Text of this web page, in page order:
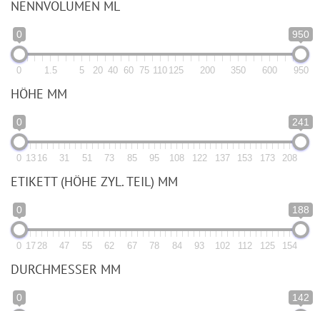
NENNVOLUMEN ML
0 950
0 1.5 5 20 40 60 75 110 125 200 350 600 950
HÖHE MM
0 241
0 13 16 31 51 73 85 95 108 122 137 153 173 208
ETIKETT (HÖHE ZYL. TEIL) MM
0 188
0 17 28 47 55 62 67 78 84 93 102 112 125 154
DURCHMESSER MM
0 142